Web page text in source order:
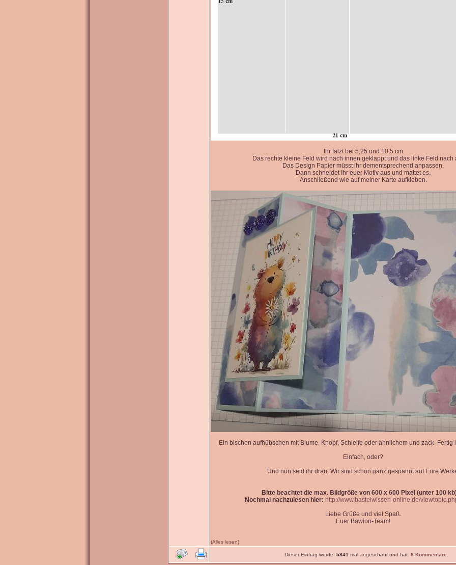
Ihr falzt bei 5,25 und 10,5 cm
Das rechte kleine Feld wird nach innen geklappt und das linke Feld nach
Das Design Papier müsst ihr dementsprechend anpassen.
Dann schneidet Ihr euer Motiv aus und mattet es.
Anschließend wie auf meiner Karte aufkleben.
Ein bischen aufhübschen mit Blume, Knopf, Schleife oder ähnlichem und zack. Fertig
Einfach, oder?
Und nun seid ihr dran. Wir sind schon ganz gespannt auf Eure
Bitte beachtet die max. Bildgröße von 600 x 600 Pixel (unter 100
Nochmal nachzulesen hier: http://www.bastelwissen-online.de/
Liebe Grüße und viel Spaß.
Euer Bawion-Team!
(Alles lesen)
Dieser Eintrag wurde 5841 mal angeschaut und hat 8 Kommentare